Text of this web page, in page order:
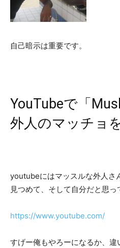
自己暗示は重要です。
YouTubeで「
外人のマッチョ
youtubeにはマッスルな外人さ
見つめて、そして自分だと思っ
https://www.youtube.com/
すげー俺もやろーになるか、違